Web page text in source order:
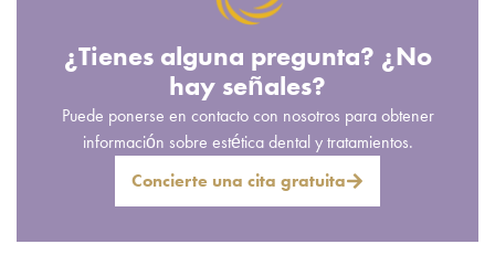
¿Tienes alguna pregunta? ¿No
hay señales?
Puede ponerse en contacto con nosotros para obtener
información sobre estética dental y tratamientos.
Concierte una cita gratuita